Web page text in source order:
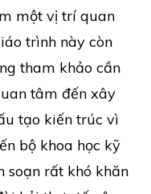
một vị trí quan
trình này còn
tham khảo cần
tâm đến xây
tạo kiến trúc vì
bộ khoa học kỹ
soạn rất khó khăn